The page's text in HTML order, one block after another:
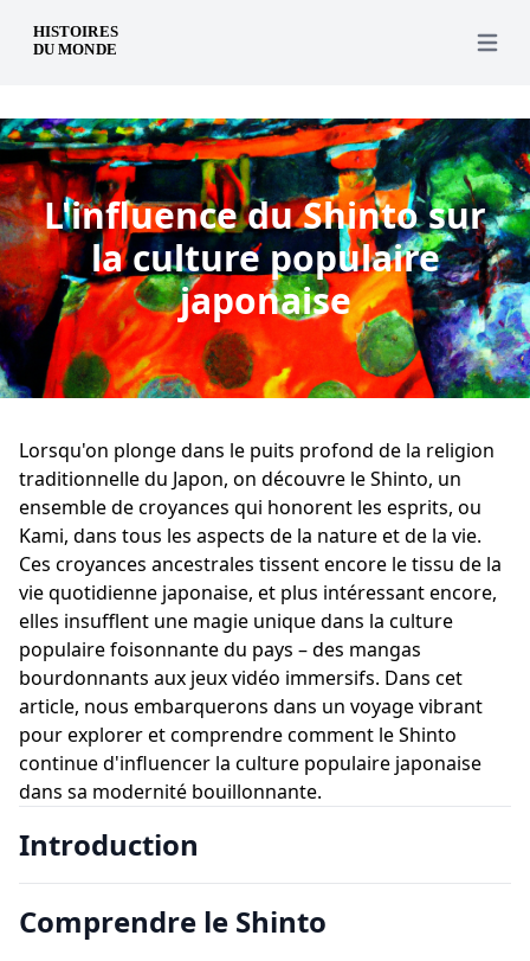
Open
L'influence du Shinto sur
la culture populaire
japonaise
Lorsqu'on plonge dans le puits profond de la religion
traditionnelle du Japon, on découvre le Shinto, un
ensemble de croyances qui honorent les esprits, ou
Kami, dans tous les aspects de la nature et de la vie.
Ces croyances ancestrales tissent encore le tissu de la
vie quotidienne japonaise, et plus intéressant encore,
elles insufflent une magie unique dans la culture
populaire foisonnante du pays – des mangas
bourdonnants aux jeux vidéo immersifs. Dans cet
article, nous embarquerons dans un voyage vibrant
pour explorer et comprendre comment le Shinto
continue d'influencer la culture populaire japonaise
dans sa modernité bouillonnante.
Introduction
Comprendre le Shinto